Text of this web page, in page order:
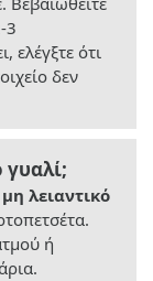
3
ελέγξτε ότι
δεν
μη λειαντικό
ή